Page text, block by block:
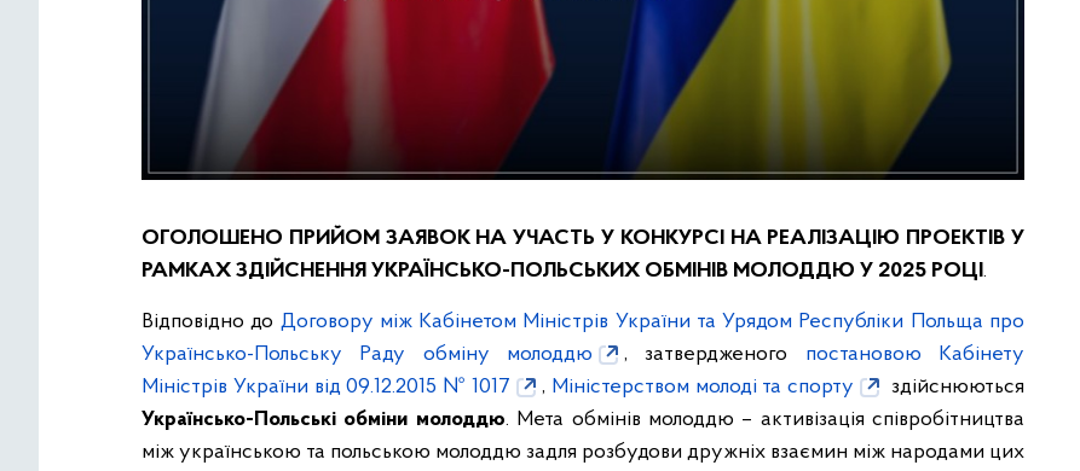
ОГОЛОШЕНО ПРИЙОМ ЗАЯВОК НА УЧАСТЬ У КОНКУРСІ НА РЕАЛІЗАЦІЮ ПРОЕКТІВ У
РАМКАХ ЗДІЙСНЕННЯ УКРАЇНСЬКО-ПОЛЬСЬКИХ ОБМІНІВ МОЛОДДЮ У 2025 РОЦІ .
Відповідно до Договору між Кабінетом Міністрів України та Урядом Республіки Польща про
Українсько-Польську Раду обміну молоддю
, затвердженого постановою Кабінету
Міністрів України від 09.12.2015 № 1017
, Міністерством молоді та спорту
здійснюються
Українсько-Польські обміни молоддю. Мета обмінів молоддю – активізація співробітництва
між українською та польською молоддю задля розбудови дружніх взаємин між народами цих